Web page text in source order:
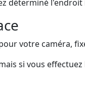
déterminé
votre caméra,
si vous